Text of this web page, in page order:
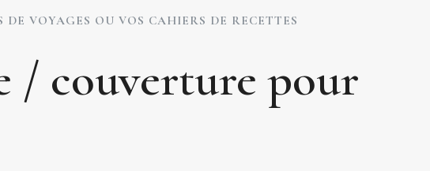
VOYAGES OU VOS CAHIERS DE RECETTES
/ couverture pour